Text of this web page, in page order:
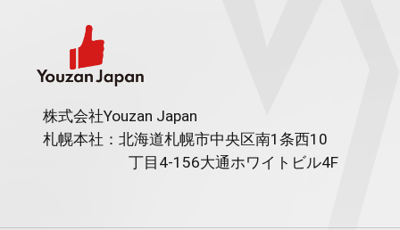
株式会社Youzan Japan
札幌本社：北海道札幌市中央区南1条西10
丁目4-156大通ホワイトビル4F